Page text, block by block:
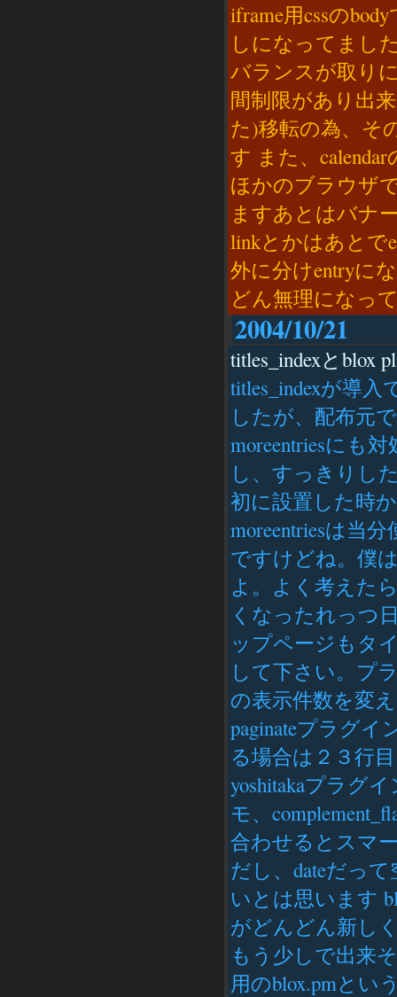
iframe用cssの
しになってまし
バランスが取り
間制限があり出
た)移転の為、そ
す また、
ほかのブラウザ
ますあとはバナ
linkとかはあとで
外に分けentryに
どん無理になっ
2004/10/21
titles_indexとblox
titles_indexが導
したが、配布元
moreentriesにも
し、すっきりし
初に設置した時
moreentriesは当
ですけどね。僕
よ。よく考えた
くなったれっつ
ップページもタ
して下さい。プ
の表示件数を変
paginateプラグ
る場合は２３行
yoshitakaプラグ
モ、
合わせるとスマ
だし、dateだっ
いとは思います
がどんどん新し
もう少しで出来
用のblox.pmとい